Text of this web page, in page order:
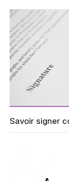
Savoir signer